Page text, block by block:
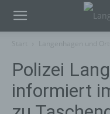
Polizei
informiert